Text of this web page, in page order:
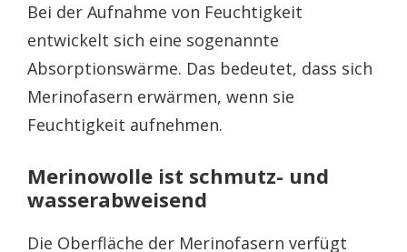
Bei der Aufnahme von Feuchtigkeit
entwickelt sich eine sogenannte
Absorptionswärme. Das bedeutet, dass sich
Merinofasern erwärmen, wenn sie
Feuchtigkeit aufnehmen.
Merinowolle ist schmutz- und
wasserabweisend
Die Oberfläche der Merinofasern verfügt